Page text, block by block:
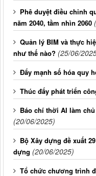
Phê duyệt điều chỉnh
năm 2040, tầm nhìn 2060
Quản lý BIM và thực
như thế nào? (25/06/
Đẩy mạnh số hóa quy
Thúc đẩy phát triển
Báo chí thời AI làm
(20/06/2025)
Bộ Xây dựng đề xuất
dựng (20/06/2025)
Tổ chức chương trình